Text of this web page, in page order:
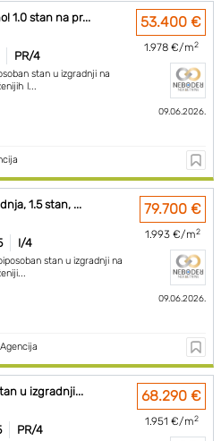
1.0 stan na pr...
PR/4
stan u izgradnji na
l...
53.400 €
1.978 €/m2
09.06.2026.
1.5 stan, ...
I/4
stan u izgradnji na
79.700 €
1.993 €/m2
09.06.2026.
Agencija
u izgradnji...
PR/4
68.290 €
1.951 €/m2